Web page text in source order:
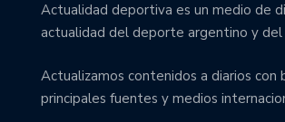
Actualidad deportiva es un medio de
actualidad del deporte argentino y del
Actualizamos contenidos a diarios con
principales fuentes y medios